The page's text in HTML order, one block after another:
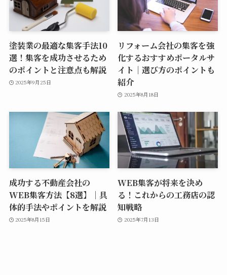
塗装業の最適な集客手法10
選！集客を成功させるため
のポイントと注意点も解説
2025年9月25日
リフォーム会社の集客を強
化するおすすめポータルサ
イト｜選び方のポイントも
紹介
2025年8月18日
成功する不動産会社の
WEB集客方法【8選】｜具
体的手法やポイントを解説
2025年8月15日
WEB集客が将来を決め
る！これからの工務店の認
知戦略
2025年7月13日